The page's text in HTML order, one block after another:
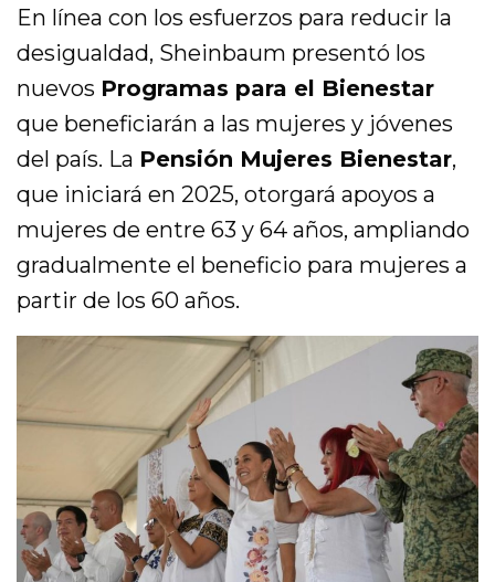
En línea con los esfuerzos para reducir la
desigualdad, Sheinbaum presentó los
nuevos Programas para el Bienestar
que beneficiarán a las mujeres y jóvenes
del país. La Pensión Mujeres Bienestar,
que iniciará en 2025, otorgará apoyos a
mujeres de entre 63 y 64 años, ampliando
gradualmente el beneficio para mujeres a
partir de los 60 años.